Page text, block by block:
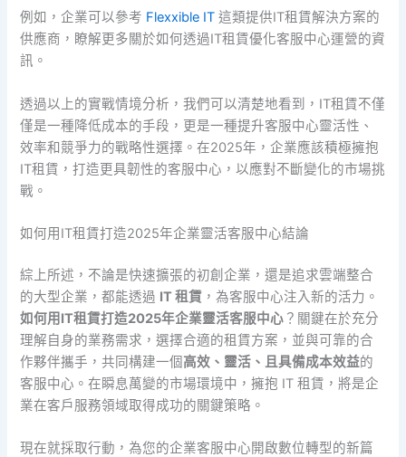
例如，企業可以參考 Flexxible IT 這類提供IT租賃解決方案的
供應商，瞭解更多關於如何透過IT租賃優化客服中心運營的資
訊。
透過以上的實戰情境分析，我們可以清楚地看到，IT租賃不僅
僅是一種降低成本的手段，更是一種提升客服中心靈活性、
效率和競爭力的戰略性選擇。在2025年，企業應該積極擁抱
IT租賃，打造更具韌性的客服中心，以應對不斷變化的市場挑
戰。
如何用IT租賃打造2025年企業靈活客服中心結論
綜上所述，不論是快速擴張的初創企業，還是追求雲端整合
的大型企業，都能透過 IT 租賃 ，為客服中心注入新的活力。
如何用IT租賃打造2025年企業靈活客服中心 ？關鍵在於充分
理解自身的業務需求，選擇合適的租賃方案，並與可靠的合
作夥伴攜手，共同構建一個高效、靈活、且具備成本效益的
客服中心。在瞬息萬變的市場環境中，擁抱 IT 租賃，將是企
業在客戶服務領域取得成功的關鍵策略。
現在就採取行動，為您的企業客服中心開啟數位轉型的新篇